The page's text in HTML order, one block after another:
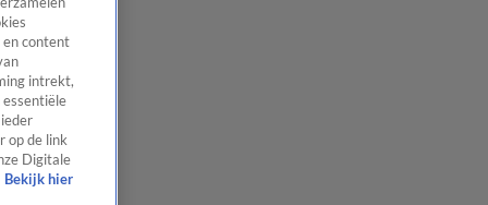
en content
intrekt,
op de link
Digitale
Bekijk hier